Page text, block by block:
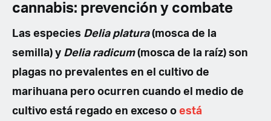
cannabis: prevención y combate
Las especies Delia platura(mosca de la
semilla) y Delia radicum(mosca de la raíz) son
plagas no prevalentes en el cultivo de
marihuana pero ocurren cuando el medio de
cultivo está regado en exceso o está